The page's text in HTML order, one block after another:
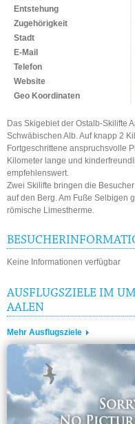
Entstehung
Zugehörigkeit
Stadt
E-Mail
Telefon
Website
Geo Koordinaten
Das Skigebiet der Ostalb-Skilifte
Schwäbischen Alb. Auf knapp 2
Fortgeschrittene anspruchsvolle
Kilometer lange und
empfehlenswert.
Zwei Skilifte bringen die
auf den Berg. Am Fuße Selbigen
römische Limestherme.
Keine Informationen verfügbar
AUSFLUGSZIELE IM
AALEN
Mehr Ausflugsziele